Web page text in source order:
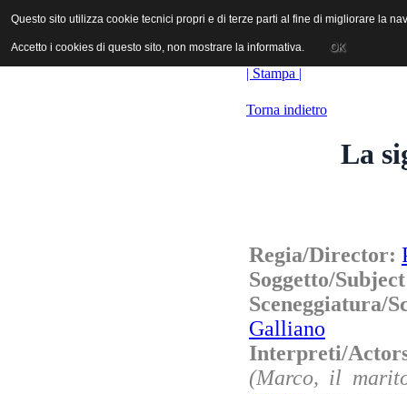
ANICA | Associazione Nazionale Industrie Cinematografiche
| Stampa |
Torna indietro
La
Regia/Director:
Soggetto/
Galliano
Interpreti/
(Marco, il
Questo sito utilizza cookie tecnici propri e di terze parti al fine di migliorare la
Accetto i cookies di questo sito, non mostrare la informativa. OK
Questo sito utilizza cookie tecnici propri e di terze parti al fine di migliorare la
Accetto i cookies di questo sito, non mostrare la informativa. OK